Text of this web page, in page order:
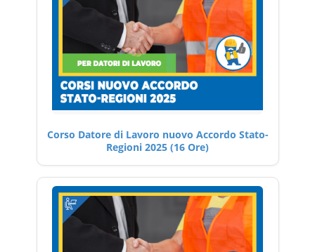
Corso Datore di Lavoro nuovo Accordo Stato-
Regioni 2025 (16 Ore)